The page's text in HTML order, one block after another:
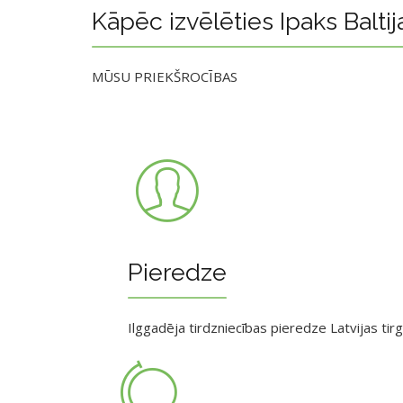
Kāpēc izvēlēties Ipaks
MŪSU PRIEKŠROCĪBAS
Pieredze
Ilggadēja tirdzniecības pieredze Latvijas